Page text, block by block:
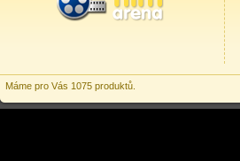
Máme pro Vás 1075 produktů.